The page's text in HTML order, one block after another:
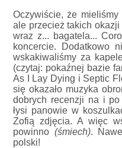
Oczywiście, że
ale przecież takich
wraz z... bagatela...
koncercie. Dodatkowo
wskakiwaliśmy za
(czytaj: pokaźnej bazie
As I Lay Dying i Septic
się okazało muzyka
dobrych recenzji na i
łysi panowie w
Zofią zdjęcia. A więc
powinno (śmiech).
polski!